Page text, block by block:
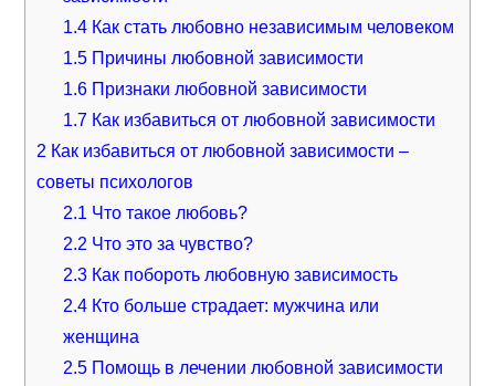
1.4Как стать любовно независимым человеком
1.5Причины любовной зависимости
1.6Признаки любовной зависимости
1.7Как избавиться от любовной зависимости
2 Как избавиться от любовной зависимости –
советы психологов
2.1 Что такое любовь?
2.2 Что это за чувство?
2.3Как побороть любовную зависимость
2.4Кто больше страдает: мужчина или
женщина
2.5Помощь в лечении любовной зависимости